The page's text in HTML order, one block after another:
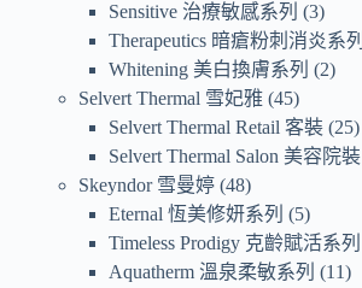
Sensitive 治療敏感系列
3
Therapeutics 暗瘡粉刺消炎系列
Whitening 美白換膚系列
2
Selvert Thermal 雪妃雅 45
Selvert Thermal Retail 客裝 25
Selvert Thermal Salon 美容院裝
Skeyndor 雪曼婷 48
Eternal 恆美修妍系列
5
Timeless Prodigy 克齡賦活系列
Aquatherm 溫泉柔敏系列
11